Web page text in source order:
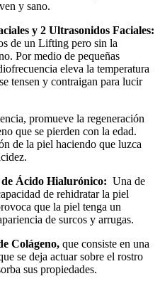
y sano.
y 2 Ultrasonidos Faciales:
de un Lifting pero sin la
Por medio de pequeñas
eleva la temperatura
tensen y contraigan para lucir
promueve la regeneración
que se pierden con la edad.
de la piel haciendo que luzca
de Ácido Hialurónico: Una de
de rehidratar la piel
que la piel tenga un
de surcos y arrugas.
Colágeno, que consiste en una
se deja actuar sobre el rostro
sus propiedades.